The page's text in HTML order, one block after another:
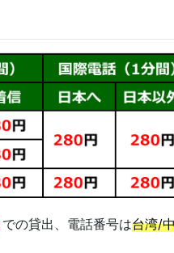
での貸出、電話番号は台湾/